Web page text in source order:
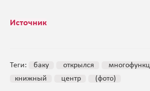
Источник
Теги: баку открылся
книжный
центр (фото)